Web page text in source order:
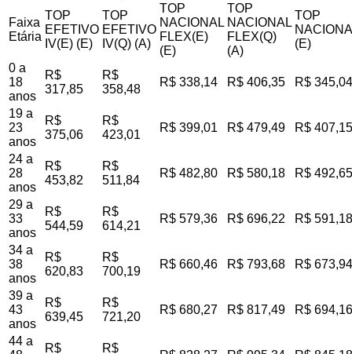
Faixa
Etária
TOP
EFETIVO
IV(E) (E)
TOP
EFETIVO
IV(Q) (A)
TOP
NACIONAL
FLEX(E)
(E)
TOP
NACIONAL
FLEX(Q)
(A)
TOP
(E)
0 a
18
anos
R$
317,85
R$
358,48
R$ 338,14 R$ 406,35 R$ 345,04
19 a
23
anos
R$
375,06
R$
423,01
R$ 399,01 R$ 479,49 R$ 407,15
24 a
28
anos
R$
453,82
R$
511,84
R$ 482,80 R$ 580,18 R$ 492,65
29 a
33
anos
R$
544,59
R$
614,21
R$ 579,36 R$ 696,22 R$ 591,18
34 a
38
anos
R$
620,83
R$
700,19
R$ 660,46 R$ 793,68 R$ 673,94
39 a
43
anos
R$
639,45
R$
721,20
R$ 680,27 R$ 817,49 R$ 694,16
44 a
R$ R$